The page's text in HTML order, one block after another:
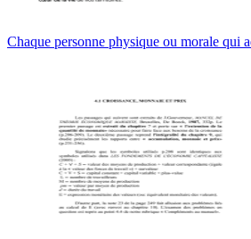
Chaque personne physique ou morale qui